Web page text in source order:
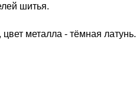
шитья.
металла - тёмная латунь.